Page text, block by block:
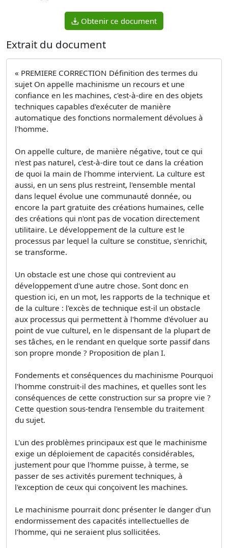
Obtenir ce document
Extrait du document
« PREMIERE CORRECTION Définition des termes du
sujet On appelle machinisme un recours et une
confiance en les machines, c'est-à-dire en des objets
techniques capables d'exécuter de manière
automatique des fonctions normalement dévolues à
l'homme.
On appelle culture, de manière négative, tout ce qui
n'est pas naturel, c'est-à-dire tout ce dans la création
de quoi la main de l'homme intervient. La culture est
aussi, en un sens plus restreint, l'ensemble mental
dans lequel évolue une communauté donnée, ou
encore la part gratuite des créations humaines, celle
des créations qui n'ont pas de vocation directement
utilitaire. Le développement de la culture est le
processus par lequel la culture se constitue, s'enrichit,
se transforme.
Un obstacle est une chose qui contrevient au
développement d'une autre chose. Sont donc en
question ici, en un mot, les rapports de la technique et
de la culture : l'excès de technique est-il un obstacle
aux processus qui permettent à l'homme d'évoluer au
point de vue culturel, en le dispensant de la plupart de
ses tâches, en le rendant en quelque sorte passif dans
son propre monde ? Proposition de plan I.
Fondements et conséquences du machinisme Pourquoi
l'homme construit-il des machines, et quelles sont les
conséquences de cette construction sur sa propre vie ?
Cette question sous-tendra l'ensemble du traitement
du sujet.
L'un des problèmes principaux est que le machinisme
exige un déploiement de capacités considérables,
justement pour que l'homme puisse, à terme, se
passer de ses activités purement techniques, à
l'exception de ceux qui conçoivent les machines.
Le machinisme pourrait donc présenter le danger d'un
endormissement des capacités intellectuelles de
l'homme, qui ne seraient plus sollicitées.